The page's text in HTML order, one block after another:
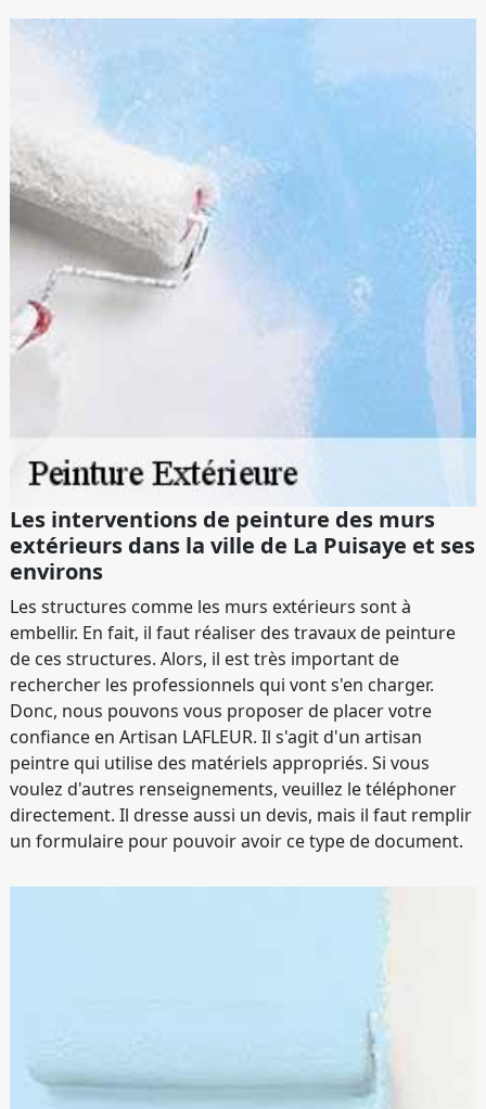
Les interventions de peinture des murs
extérieurs dans la ville de La Puisaye et ses
environs
Les structures comme les murs extérieurs sont à
embellir. En fait, il faut réaliser des travaux de peinture
de ces structures. Alors, il est très important de
rechercher les professionnels qui vont s'en charger.
Donc, nous pouvons vous proposer de placer votre
confiance en Artisan LAFLEUR. Il s'agit d'un artisan
peintre qui utilise des matériels appropriés. Si vous
voulez d'autres renseignements, veuillez le téléphoner
directement. Il dresse aussi un devis, mais il faut remplir
un formulaire pour pouvoir avoir ce type de document.